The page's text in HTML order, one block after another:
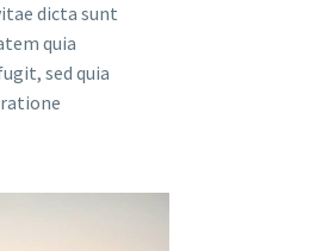
dicta sunt
quia
sed quia